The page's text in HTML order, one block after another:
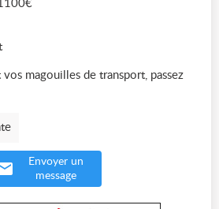
magouilles de transport, passez
Envoyer un
message